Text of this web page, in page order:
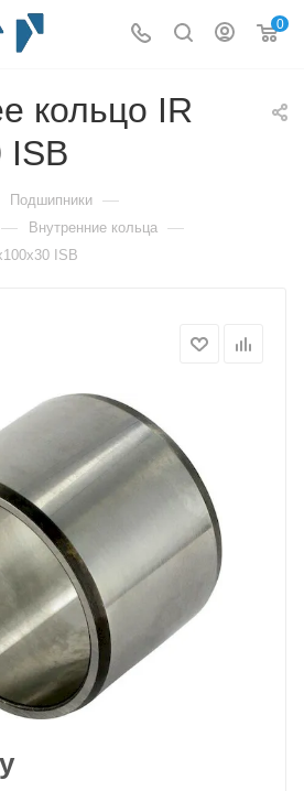
0
кольцо IR
ISB
Подшипники —
— Внутренние кольца —
ISB